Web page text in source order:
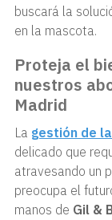
buscará la
en la mascota.
Proteja el
nuestros
Madrid
La gestión de
delicado que
atravesando un
preocupa el
manos de Gil &